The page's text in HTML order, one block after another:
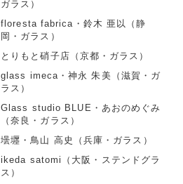
ガラス）
floresta fabrica・鈴木 亜以（静
岡・ガラス）
とりもと硝子店（京都・ガラス）
glass imeca・神永 朱美（滋賀・ガ
ラス）
Glass studio BLUE・あおのめぐみ
（奈良・ガラス）
壜壥・鳥山 高史（兵庫・ガラス）
ikeda satomi（大阪・ステンドグラ
ス）